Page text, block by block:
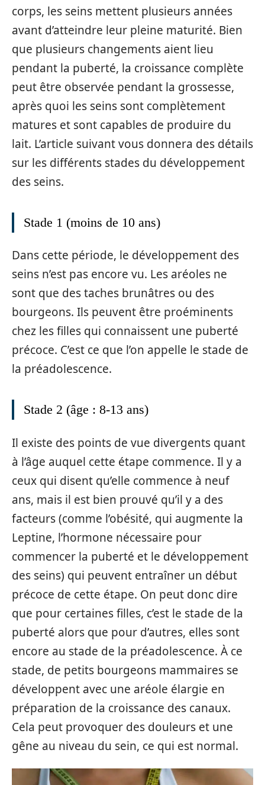
corps, les seins mettent plusieurs années
avant d’atteindre leur pleine maturité. Bien
que plusieurs changements aient lieu
pendant la puberté, la croissance complète
peut être observée pendant la grossesse,
après quoi les seins sont complètement
matures et sont capables de produire du
lait. L’article suivant vous donnera des détails
sur les différents stades du développement
des seins.
Stade 1 (moins de 10 ans)
Dans cette période, le développement des
seins n’est pas encore vu. Les aréoles ne
sont que des taches brunâtres ou des
bourgeons. Ils peuvent être proéminents
chez les filles qui connaissent une puberté
précoce. C’est ce que l’on appelle le stade de
la préadolescence.
Stade 2 (âge : 8-13 ans)
Il existe des points de vue divergents quant
à l’âge auquel cette étape commence. Il y a
ceux qui disent qu’elle commence à neuf
ans, mais il est bien prouvé qu’il y a des
facteurs (comme l’obésité, qui augmente la
Leptine, l’hormone nécessaire pour
commencer la puberté et le développement
des seins) qui peuvent entraîner un début
précoce de cette étape. On peut donc dire
que pour certaines filles, c’est le stade de la
puberté alors que pour d’autres, elles sont
encore au stade de la préadolescence. À ce
stade, de petits bourgeons mammaires se
développent avec une aréole élargie en
préparation de la croissance des canaux.
Cela peut provoquer des douleurs et une
gêne au niveau du sein, ce qui est normal.